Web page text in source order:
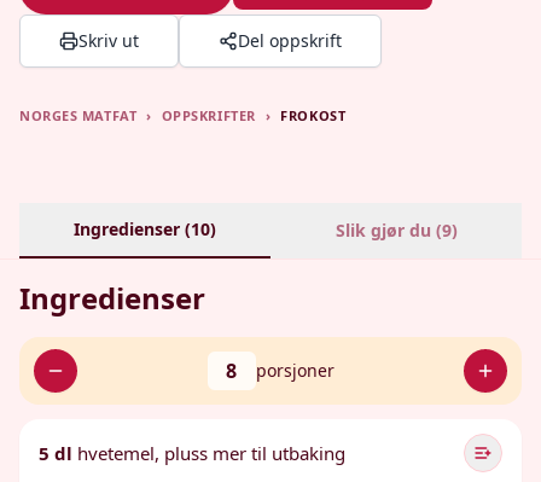
Skriv ut Del oppskrift
NORGES MATFAT › OPPSKRIFTER › FROKOST
Ingredienser (10) Slik gjør du (9)
Ingredienser
8 porsjoner
5 dl hvetemel, pluss mer til utbaking